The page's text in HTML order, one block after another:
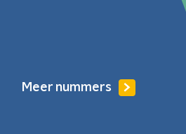
Meer nummers